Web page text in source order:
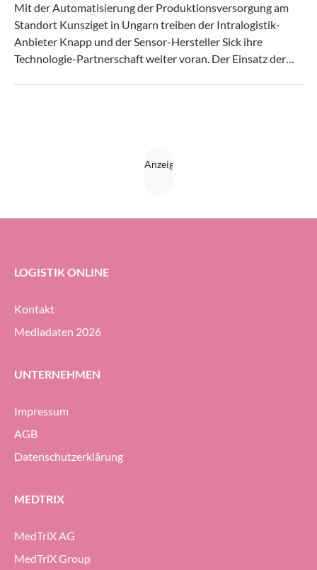
Mit der Automatisierung der Produktionsversorgung am
Standort Kunsziget in Ungarn treiben der Intralogistik-
Anbieter Knapp und der Sensor-Hersteller Sick ihre
Technologie-Partnerschaft weiter voran. Der Einsatz der
Digitalisierung der internen Produktionslogistik und schafft
LOGISTIK ONLINE
Kontakt
Mediadaten 2026
UNTERNEHMEN
Impressum
AGB
Datenschutzerklärung
MEDTRIX
MedTriX AG
MedTriX Group